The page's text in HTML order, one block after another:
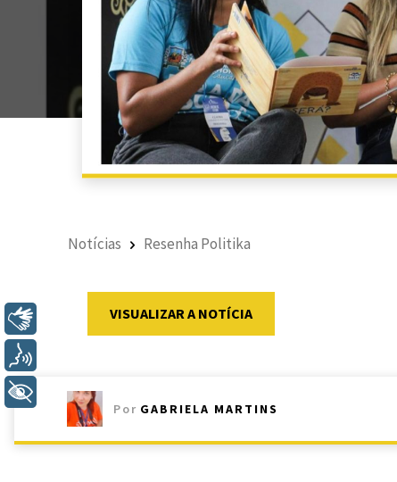
Notícias Resenha Politika
VISUALIZAR A NOTÍCIA
Por GABRIELA MARTINS
+ Acessibilidade